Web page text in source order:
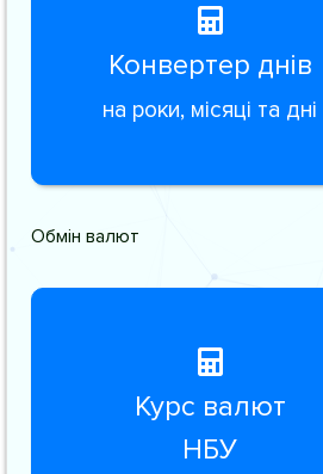
Конвертер днів
на роки, місяці та дні
Обмін валют
Курс валют
НБУ